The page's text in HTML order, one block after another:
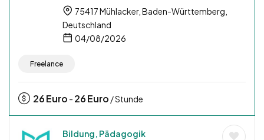
75417 Mühlacker, Baden-Württemberg,
Deutschland
04/08/2026
Freelance
26Euro - 26Euro / Stunde
Bildung, Pädagogik